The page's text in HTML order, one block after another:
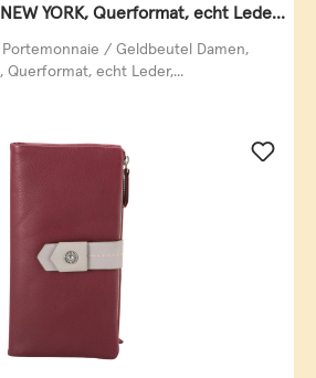
YORK, Querformat, echt Leder,
/ Geldbeutel Damen,
Querformat, echt Leder,...